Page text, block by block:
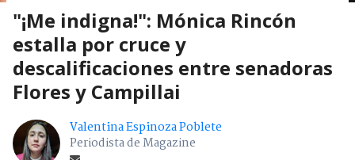
"¡Me indigna!": Mónica Rincón
estalla por cruce y
descalificaciones entre senadoras
Flores y Campillai
Valentina Espinoza Poblete
Periodista de Magazine